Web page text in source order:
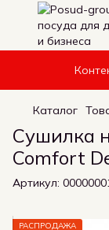
Каталог
Сушилка
Comfort
Артикул:
РАСПРОДАЖА